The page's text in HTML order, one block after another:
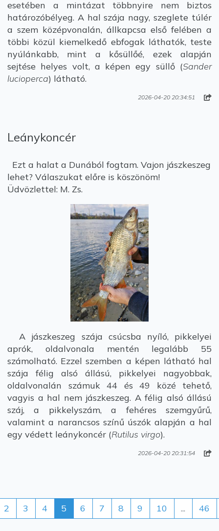
esetében a mintázat többnyire nem biztos
határozóbélyeg. A hal szája nagy, szeglete túlér
a szem középvonalán, állkapcsa első felében a
többi közül kiemelkedő ebfogak láthatók, teste
nyúlánkabb, mint a kősüllőé, ezek alapján
sejtése helyes volt, a képen egy süllő (Sander
lucioperca) látható.
2026-04-20 20:34:51
Leánykoncér
Ezt a halat a Dunából fogtam. Vajon jászkeszeg
lehet? Válaszukat előre is köszönöm!
Üdvözlettel: M. Zs.
A jászkeszeg szája csúcsba nyíló, pikkelyei
aprók, oldalvonala mentén legalább 55
számolható. Ezzel szemben a képen látható hal
szája félig alsó állású, pikkelyei nagyobbak,
oldalvonalán számuk 44 és 49 közé tehető,
vagyis a hal nem jászkeszeg. A félig alsó állású
száj, a pikkelyszám, a fehéres szemgyűrű,
valamint a narancsos színű úszók alapján a hal
egy védett leánykoncér (Rutilus virgo).
2026-04-20 20:31:54
2 3 4 5 6 7 8 9 10 ... 46